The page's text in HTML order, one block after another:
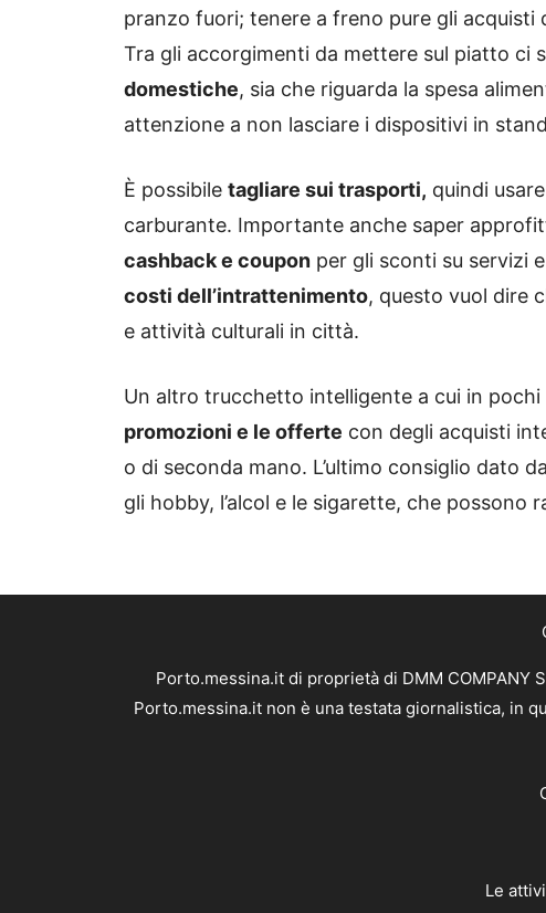
pranzo fuori; tenere a freno pure gli acquisti
Tra gli accorgimenti da mettere sul piatto ci
domestiche, sia che riguarda la spesa
attenzione a non lasciare i dispositivi in
È possibile tagliare sui trasporti, quindi
carburante. Importante anche saper
cashback e coupon per gli sconti su servizi
costi dell’intrattenimento, questo vuol dire
e attività culturali in città.
Un altro trucchetto intelligente a cui in pochi
promozioni e le offerte con degli acquisti
o di seconda mano. L’ultimo consiglio dato
gli hobby, l’alcol e le sigarette, che possono
Porto.messina.it di proprietà di DMM COMPANY
Porto.messina.it non è una testata giornalistica, in
Le